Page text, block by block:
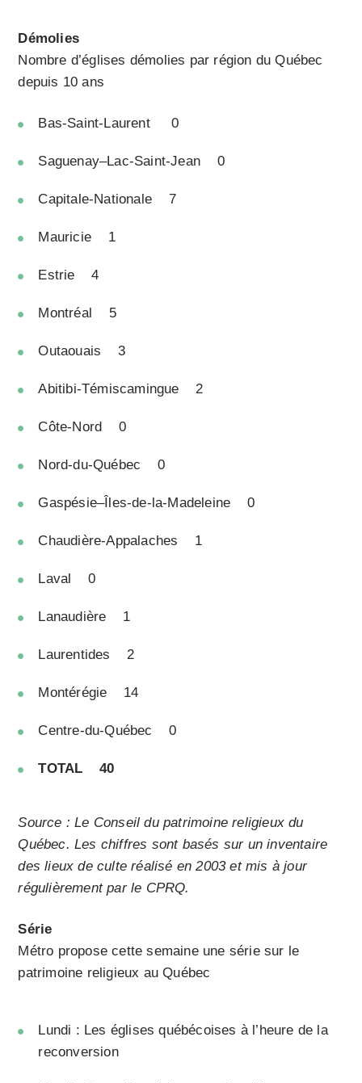
Démolies
Nombre d’églises démolies par région du Québec
depuis 10 ans
Bas-Saint-Laurent 0
Saguenay–Lac-Saint-Jean 0
Capitale-Nationale 7
Mauricie 1
Estrie 4
Montréal 5
Outaouais 3
Abitibi-Témiscamingue 2
Côte-Nord 0
Nord-du-Québec 0
Gaspésie–Îles-de-la-Madeleine 0
Chaudière-Appalaches 1
Laval 0
Lanaudière 1
Laurentides 2
Montérégie 14
Centre-du-Québec 0
TOTAL 40
Source : Le Conseil du patrimoine religieux du
Québec. Les chiffres sont basés sur un inventaire
des lieux de culte réalisé en 2003 et mis à jour
régulièrement par le CPRQ.
Série
Métro propose cette semaine une série sur le
patrimoine religieux au Québec
Lundi : Les églises québécoises à l’heure de la
reconversion